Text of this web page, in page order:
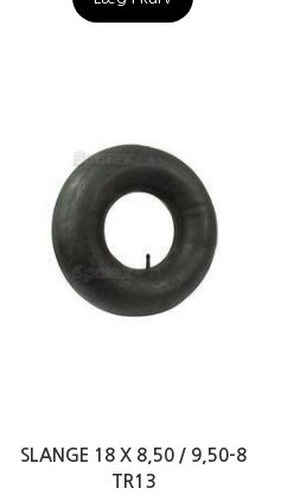
SLANGE 18 X 8,50 / 9,50-8
TR13